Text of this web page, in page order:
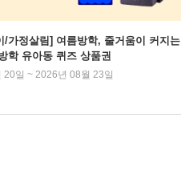
/가정살림] 여름방학, 줄거움이 커지는
학 유아동 퀴즈 상품권
20일 ~ 2026년 08월 23일